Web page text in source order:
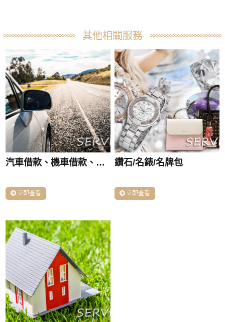
其他相關服務
汽車借款、機車借款、免留車：選擇貸款方式的智慧選擇
立即查看
鑽石/名錶/名牌包
立即查看